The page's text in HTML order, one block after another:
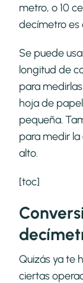
metro, o 10
decímetro es
Se puede
longitud de
para
hoja de
pequeña.
para medir la
alto.
[toc]
Quizás ya te
ciertas